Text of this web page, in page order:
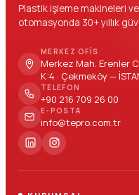
Plastik işleme makineleri
otomasyonda 30+ yıllık
MERKEZ OFIS
Merkez Mah. Erenler
K:4 · Çekmeköy —
TELEFON
+90 216 709 26 00
E-POSTA
info@tepro.com.tr